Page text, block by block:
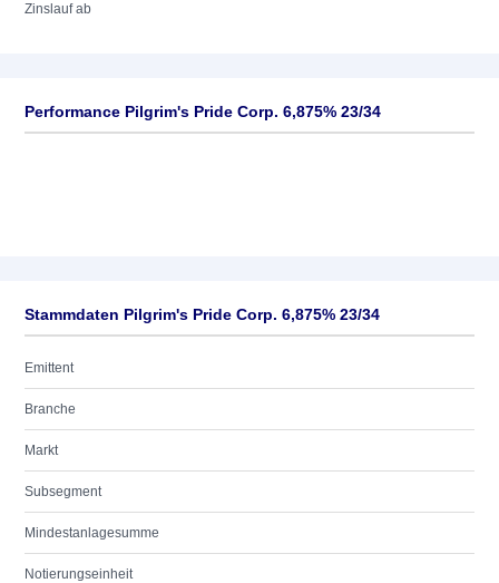
Zinslauf ab
Performance Pilgrim's Pride Corp. 6,875% 23/34
Stammdaten Pilgrim's Pride Corp. 6,875% 23/34
Emittent
Branche
Markt
Subsegment
Mindestanlagesumme
Notierungseinheit